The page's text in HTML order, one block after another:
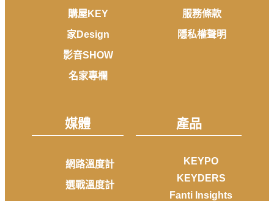
購屋KEY
家Design
影音SHOW
名家專欄
服務條款
隱私權聲明
媒體
網路溫度計
選戰溫度計
產品
KEYPO
KEYDERS
Fanti Insights